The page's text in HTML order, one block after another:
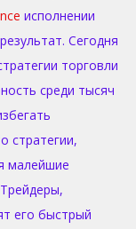
исполнении
Сегодня
торговли
среди тысяч
стратегии,
малейшие
его быстрый